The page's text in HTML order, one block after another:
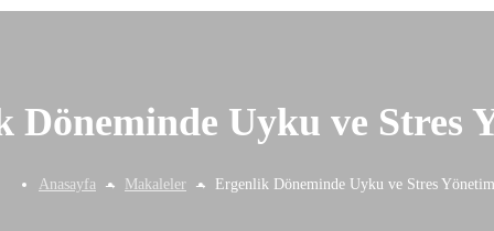
Döneminde Uyku ve Stres
Anasayfa Makaleler Ergenlik Döneminde Uyku ve Stres